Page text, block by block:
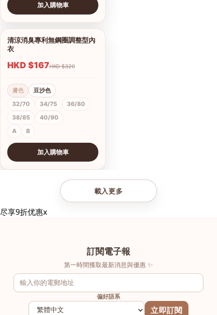
加入購物車
1/9
查看圖片
清涼消臭專利無鋼圈調整型內
衣
HKD $167 HKD $320
膚色
豆沙色
32/70
34/75
36/80
38/85
40/90
A
B
加入購物車
載入更多
尽享9折优惠x
訂閱電子報
第一時間獲取最新消息與優惠 ✨
偏好語系
立即訂閱